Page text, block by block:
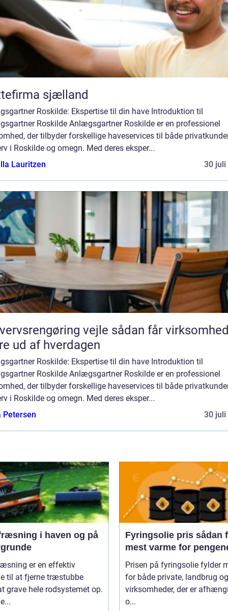
sjælland
Roskilde: Ekspertise til din have Introduktion til
Roskilde Anlægsgartner Roskilde er en professionel
der tilbyder forskellige haveservices til både
i Roskilde og omegn. Med deres eksper...
Lauritzen
30 juli
vejle sådan får virksomheder
ud af hverdagen
Roskilde: Ekspertise til din have Introduktion til
Roskilde Anlægsgartner Roskilde er en professionel
der tilbyder forskellige haveservices til både
i Roskilde og omegn. Med deres eksper...
Petersen
30 juli
i haven og på
er en effektiv
til at fjerne træstubbe
grave hele rodsystemet op.
Fyringsolie pris sådan får du
mest varme for
Prisen på fyringsolie fylder
for både private, landbrug og
virksomheder, der er
o...